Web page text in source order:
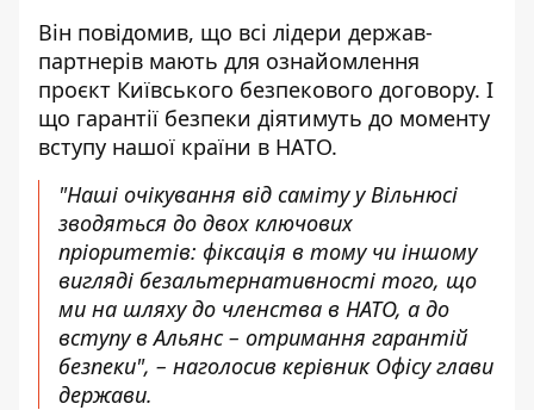
Він повідомив, що всі лідери держав-
партнерів мають для ознайомлення
проєкт Київського безпекового договору. І
що гарантії безпеки діятимуть до моменту
вступу нашої країни в НАТО.
"Наші очікування від саміту у Вільнюсі
зводяться до двох ключових
пріоритетів: фіксація в тому чи іншому
вигляді безальтернативності того, що
ми на шляху до членства в НАТО, а до
вступу в Альянс – отримання гарантій
безпеки", – наголосив керівник Офісу глави
держави.